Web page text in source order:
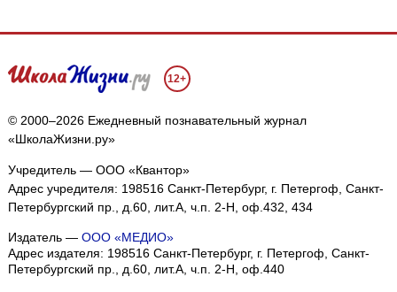
12+
© 2000–2026 Ежедневный познавательный журнал
«ШколаЖизни.ру»
Учредитель — ООО «Квантор»
Адрес учредителя: 198516 Санкт-Петербург, г. Петергоф, Санкт-
Петербургский пр., д.60, лит.А, ч.п. 2-Н, оф.432, 434
Издатель — ООО «МЕДИО»
Адрес издателя: 198516 Санкт-Петербург, г. Петергоф, Санкт-
Петербургский пр., д.60, лит.А, ч.п. 2-Н, оф.440